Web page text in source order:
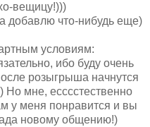
вещицу!)))
добавлю что-нибудь еще)
условиям:
ибо буду очень
розыгрыша начнутся
Но мне, есссстественно
у меня понравится и вы
новому общению!)